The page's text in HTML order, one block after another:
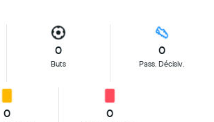
0
Buts
0
Pass. Décisiv.
0 0